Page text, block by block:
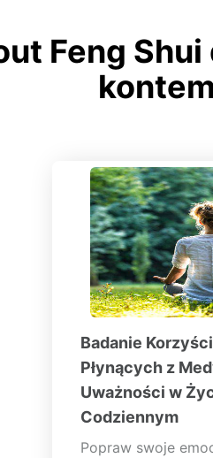
Feng
Badanie Korzyści
Płynących z
Uważności w
Codziennym
Popraw swoje